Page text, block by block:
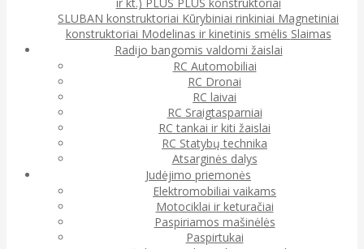
SLUBAN konstruktoriai Kūrybiniai rinkiniai Magnetiniai
konstruktoriai Modelinas ir kinetinis smėlis Slaimas
Radijo bangomis valdomi žaislai
RC Automobiliai
RC Dronai
RC laivai
RC Sraigtasparniai
RC tankai ir kiti žaislai
RC Statybų technika
Atsarginės dalys
Judėjimo priemonės
Elektromobiliai vaikams
Motociklai ir keturačiai
Paspiriamos mašinėlės
Paspirtukai